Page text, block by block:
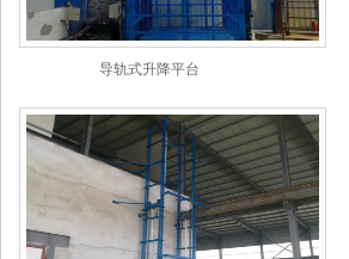
导轨式升降平台